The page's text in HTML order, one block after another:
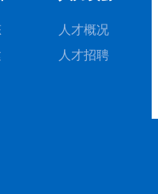
人才概况
人才招聘